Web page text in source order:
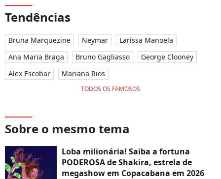
Tendências
Bruna Marquezine Neymar
Larissa Manoela
Ana Maria Braga
Bruno Gagliasso
George Clooney
Alex Escobar
Mariana Rios
TODOS OS FAMOSOS
Sobre o mesmo tema
Loba milionária! Saiba a fortuna
PODEROSA de Shakira, estrela de
megashow em Copacabana em 2026